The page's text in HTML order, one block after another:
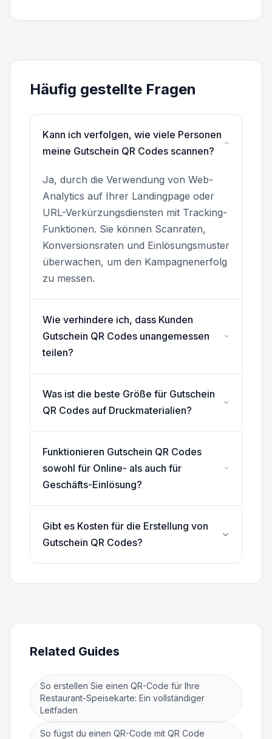
Häufig gestellte Fragen
Kann ich verfolgen, wie viele Personen
meine Gutschein QR Codes scannen?
Ja, durch die Verwendung von Web-
Analytics auf Ihrer Landingpage oder
URL-Verkürzungsdiensten mit Tracking-
Funktionen. Sie können Scanraten,
Konversionsraten und Einlösungsmuster
überwachen, um den Kampagnenerfolg
zu messen.
Wie verhindere ich, dass Kunden
Gutschein QR Codes unangemessen
teilen?
Was ist die beste Größe für Gutschein
QR Codes auf Druckmaterialien?
Funktionieren Gutschein QR Codes
sowohl für Online- als auch für
Geschäfts-Einlösung?
Gibt es Kosten für die Erstellung von
Gutschein QR Codes?
Related Guides
So erstellen Sie einen QR-Code für Ihre
Restaurant-Speisekarte: Ein vollständiger
Leitfaden
So fügst du einen QR-Code mit QR Code